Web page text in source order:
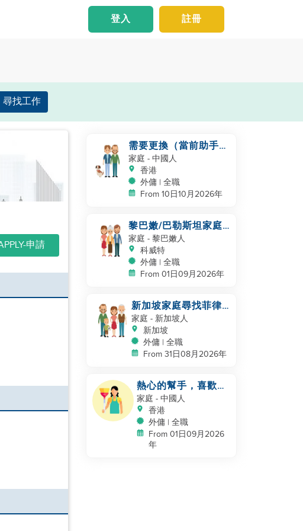
註冊
登入
尋找工作
申請
需要更換（當前助手服
務30年）
家庭 - 中國人
香港
外傭 | 全職
From 10日10月2026年
黎巴嫩/巴勒斯坦家庭
尋找一位助手成為家庭
的一部分
家庭 - 黎巴嫩人
科威特
外傭 | 全職
From 01日09月2026年
新加坡家庭尋找菲律
賓女傭
家庭 - 新加坡人
新加坡
外傭 | 全職
From 31日08月2026年
熱心的幫手，喜歡小
孩
家庭 - 中國人
香港
外傭 | 全職
From 01日09月2026
年